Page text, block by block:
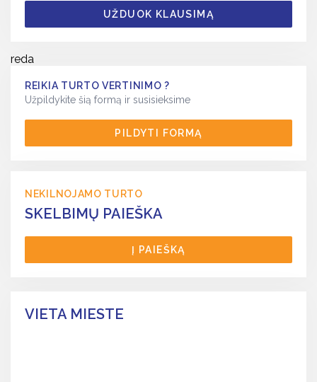
UŽDUOK KLAUSIMĄ
reda
REIKIA TURTO VERTINIMO ?
Užpildykite šią formą ir susisieksime
PILDYTI FORMĄ
NEKILNOJAMO TURTO
SKELBIMŲ PAIEŠKA
Į PAIEŠKĄ
VIETA MIESTE